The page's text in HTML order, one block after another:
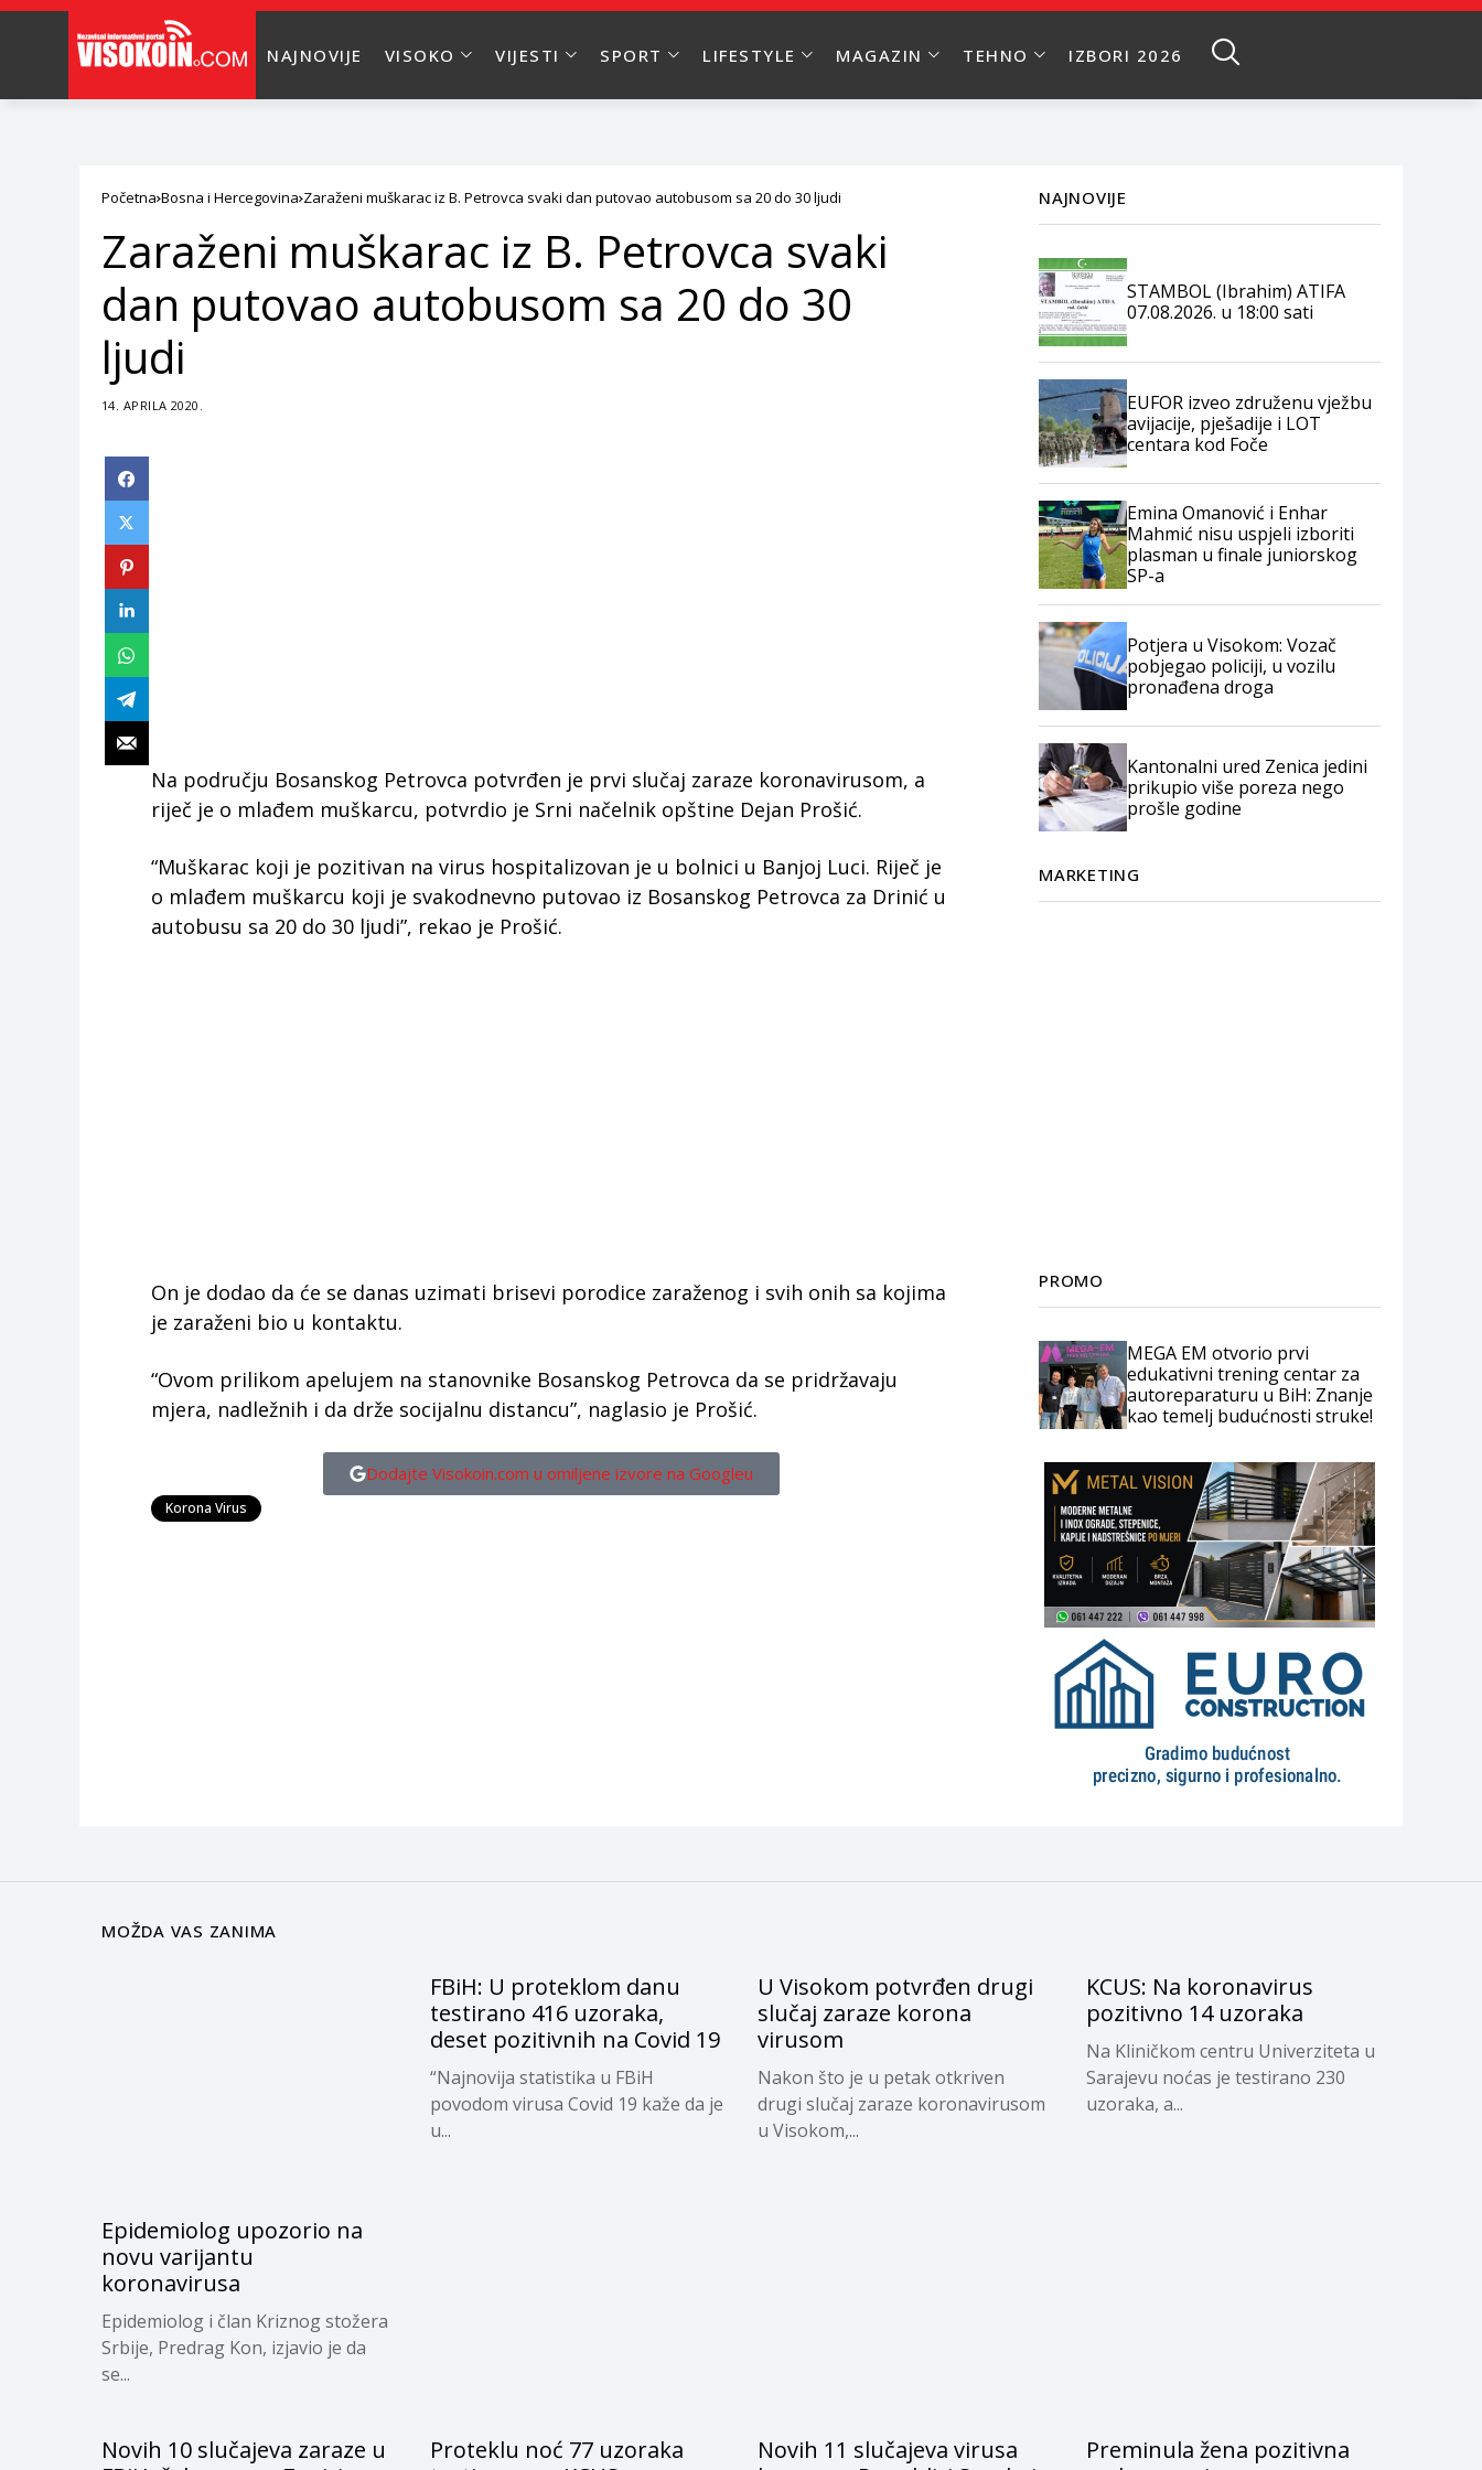
NAJNOVIJE VISOKO VIJESTI SPORT LIFESTYLE MAGAZIN TEHNO IZBORI 2026
Početna Bosna i Hercegovina Zaraženi muškarac iz B. Petrovca svaki dan putovao autobusom sa 20 do 30 ljudi
Zaraženi muškarac iz B. Petrovca svaki
dan putovao autobusom sa 20 do 30
ljudi
14. APRILA 2020.
Na području Bosanskog Petrovca potvrđen je prvi slučaj zaraze koronavirusom, a
riječ je o mlađem muškarcu, potvrdio je Srni načelnik opštine Dejan Prošić.
“Muškarac koji je pozitivan na virus hospitalizovan je u bolnici u Banjoj Luci. Riječ je
o mlađem muškarcu koji je svakodnevno putovao iz Bosanskog Petrovca za Drinić u
autobusu sa 20 do 30 ljudi”, rekao je Prošić.
On je dodao da će se danas uzimati brisevi porodice zaraženog i svih onih sa kojima
je zaraženi bio u kontaktu.
“Ovom prilikom apelujem na stanovnike Bosanskog Petrovca da se pridržavaju
mjera, nadležnih i da drže socijalnu distancu”, naglasio je Prošić.
Dodajte Visokoin.com u omiljene izvore na Googleu
Korona Virus
NAJNOVIJE
STAMBOL (Ibrahim) ATIFA
07.08.2026. u 18:00 sati
EUFOR izveo združenu vježbu
avijacije, pješadije i LOT
centara kod Foče
Emina Omanović i Enhar
Mahmić nisu uspjeli izboriti
plasman u finale juniorskog
SP-a
Potjera u Visokom: Vozač
pobjegao policiji, u vozilu
pronađena droga
Kantonalni ured Zenica jedini
prikupio više poreza nego
prošle godine
MARKETING
PROMO
MEGA EM otvorio prvi
edukativni trening centar za
autoreparaturu u BiH: Znanje
kao temelj budućnosti struke!
MOŽDA VAS ZANIMA
Epidemiolog upozorio na
novu varijantu
koronavirusa
Epidemiolog i član Kriznog stožera
Srbije, Predrag Kon, izjavio je da
se...
FBiH: U proteklom danu
testirano 416 uzoraka,
deset pozitivnih na Covid 19
“Najnovija statistika u FBiH
povodom virusa Covid 19 kaže da je
u...
U Visokom potvrđen drugi
slučaj zaraze korona
virusom
Nakon što je u petak otkriven
drugi slučaj zaraze koronavirusom
u Visokom,...
KCUS: Na koronavirus
pozitivno 14 uzoraka
Na Kliničkom centru Univerziteta u
Sarajevu noćas je testirano 230
uzoraka, a...
Novih 10 slučajeva zaraze u
Proteklu noć 77 uzoraka
Novih 11 slučajeva virusa
Preminula žena pozitivna